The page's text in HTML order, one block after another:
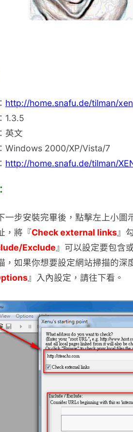
http://home.snafu.de/tilman/
1.3.5
英文
Windows 2000/XP/Vista/7
http://home.snafu.de/tilman/
一步安裝完畢後，點擊左上小圖
，將『Check external links』
Exclude 』可以設定要包含
，如果你想要設定網站掃描的深
』入內設定，請往下看。